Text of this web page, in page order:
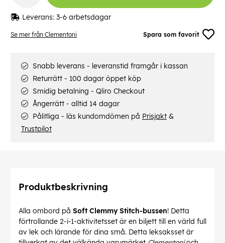
Se mer från Clementoni Spara som favorit
Leverans: 3-6 arbetsdagar
Snabb leverans - leveranstid framgår i kassan
Returrätt - 100 dagar öppet köp
Smidig betalning - Qliro Checkout
Ångerrätt - alltid 14 dagar
Pålitliga - läs kundomdömen på Prisjakt &
Trustpilot
Produktbeskrivning
Alla ombord på Soft Clemmy Stitch-bussen! Detta
förtrollande 2-i-1-aktivitetsset är en biljett till en värld full
av lek och lärande för dina små. Detta leksaksset är